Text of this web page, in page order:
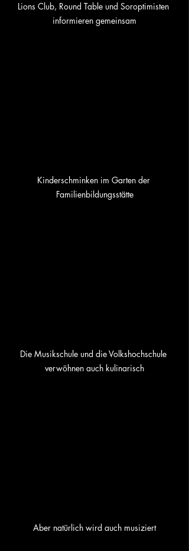
Lions Club, Round Table und Soroptimisten
informieren gemeinsam
Kinderschminken im Garten der
Familienbildungsstätte
Die Musikschule und die Volkshochschule
verwöhnen auch kulinarisch
Aber natürlich wird auch musiziert